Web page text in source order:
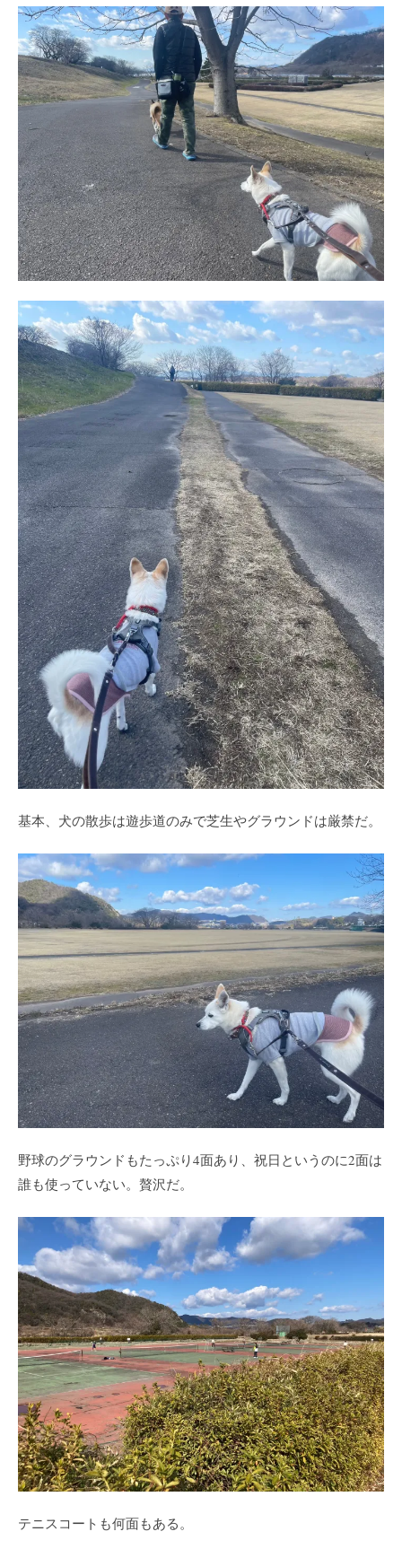
基本、犬の散歩は遊歩道のみで芝生やグラウンドは厳禁だ。
野球のグラウンドもたっぷり4面あり、祝日というのに2面は
誰も使っていない。贅沢だ。
テニスコートも何面もある。